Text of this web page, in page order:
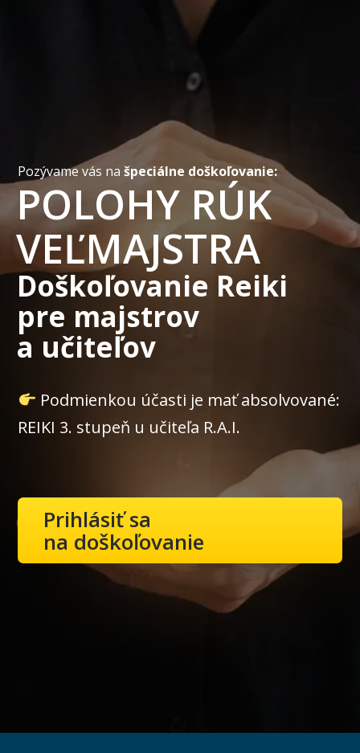
Pozývame vás našpeciálne doškoľovanie:
POLOHY RÚK
VEĽMAJSTRA
Doškoľovanie Reiki
pre majstrov
a učiteľov
Podmienkou účasti je mať absolvované:
REIKI 3. stupeň u učiteľa R.A.I.
Prihlásiť sa
na doškoľovanie